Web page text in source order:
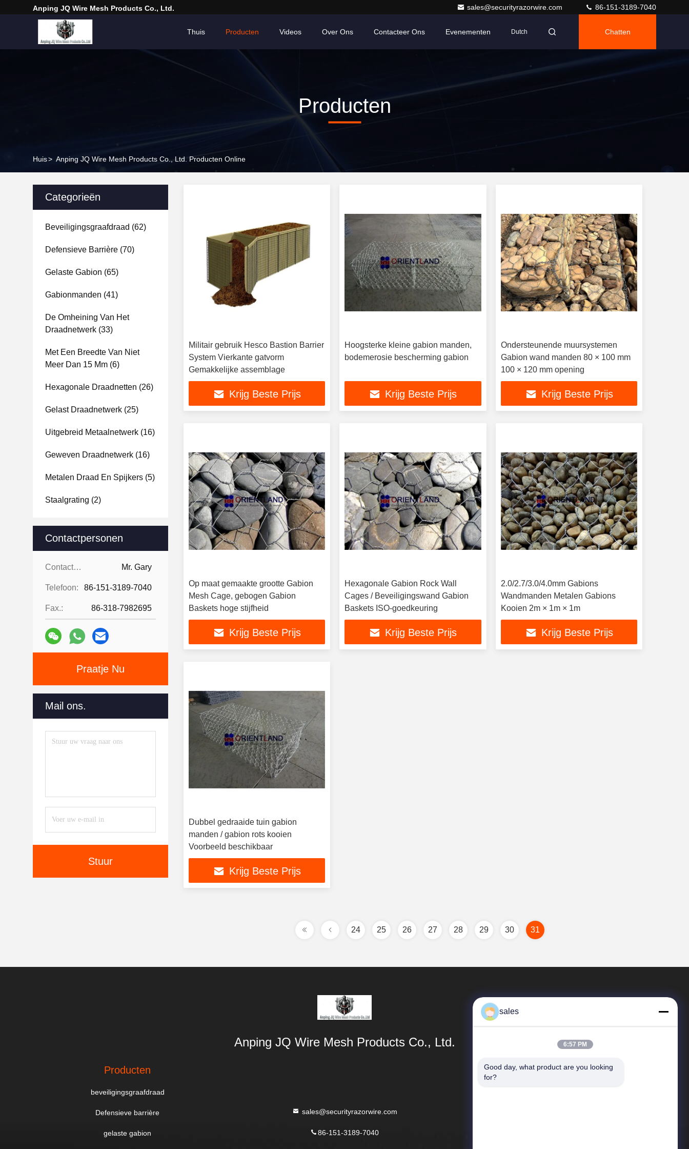
Anping JQ Wire Mesh Products Co., Ltd. sales@securityrazorwire.com 86-151-3189-7040
Thuis Producten Videos Over Ons Contacteer Ons Evenementen Dutch Chatten
Producten
Huis> Anping JQ Wire Mesh Products Co., Ltd. Producten Online
Categorieën
Beveiligingsgraafdraad (62)
Defensieve Barrière (70)
Gelaste Gabion (65)
Gabionmanden (41)
De Omheining Van Het
Draadnetwerk (33)
Met Een Breedte Van Niet
Meer Dan 15 Mm (6)
Hexagonale Draadnetten (26)
Gelast Draadnetwerk (25)
Uitgebreid Metaalnetwerk (16)
Geweven Draadnetwerk (16)
Metalen Draad En Spijkers (5)
Staalgrating (2)
Contactpersonen
Contactpersonen: Mr. Gary
Telefoon: 86-151-3189-7040
Fax.: 86-318-7982695
Praatje Nu
Mail ons.
Stuur
Militair gebruik Hesco Bastion Barrier
System Vierkante gatvorm
Gemakkelijke assemblage
Krijg Beste Prijs
Hoogsterke kleine gabion manden,
bodemerosie bescherming gabion
Krijg Beste Prijs
Ondersteunende muursystemen
Gabion wand manden 80 × 100 mm
100 × 120 mm opening
Krijg Beste Prijs
Op maat gemaakte grootte Gabion
Mesh Cage, gebogen Gabion
Baskets hoge stijfheid
Krijg Beste Prijs
Hexagonale Gabion Rock Wall
Cages / Beveiligingswand Gabion
Baskets ISO-goedkeuring
Krijg Beste Prijs
2.0/2.7/3.0/4.0mm Gabions
Wandmanden Metalen Gabions
Kooien 2m × 1m × 1m
Krijg Beste Prijs
Dubbel gedraaide tuin gabion
manden / gabion rots kooien
Voorbeeld beschikbaar
Krijg Beste Prijs
24 25 26 27 28 29 30 31
Anping JQ Wire Mesh Products Co., Ltd.
Producten
beveiligingsgraafdraad
Defensieve barrière
gelaste gabion
sales@securityrazorwire.com
86-151-3189-7040
Snelle Links
sales
6:57 PM
Good day, what product are you looking
for?